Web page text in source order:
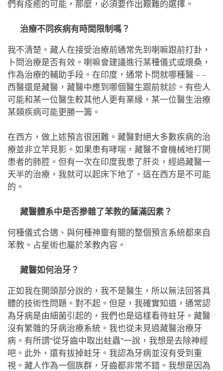
們有痊癒的可能，那麼，必須要作出艱難的選擇。
治療不同疾病有時間限制嗎？
我不清楚。藏人在接受治療前通常先到喇嘛跟前打卦，
卜問治療是否有效。喇嘛會建議進行某種儀式或煨桑，
作為治療的輔助手段。在印度，通常卜問就哪種醫 – –
西醫還是藏醫，藏醫中應到哪個醫生跟前就診。有些人
可能和某一位醫生較其他人更有業緣，某一位醫生治療
某類疾病可能更勝一籌。
在西方，做上述預言很困難。藏醫對絕大多數疾病的治
療並非立竿見影。如果患有哮喘，藏醫不會機械地打開
患者的肺腔。但有一次在印度我患了肝炎，經過藏醫一
天半的治療，我就可以起床下地了。這在西方是不可能
的。
藏醫體系中是否摻雜了苯教的薩滿因素？
何種儀式合適、與何種神靈有關的整個預言系統都來自
苯教。占星術也屬於苯教內容。
藏醫如何治牙？
正如我在開頭部分說的，我不是醫生，所以無法回答具
體的技術性問題。對不起。但是，我確實知道，通常認
為牙病是由細菌引起的，我們也是這樣看待蛀牙。藏醫
沒有繁雜的牙病治療系統。我也從未見過藏醫治療牙
病。有所謂“從牙齒中取出蛀蟲”一說，我想是去除神經
吧。此外，還有拔掉蛀牙。我認為牙病並沒有受到重
視。藏人作為一個族群，牙齒都非常不錯。我想是因為